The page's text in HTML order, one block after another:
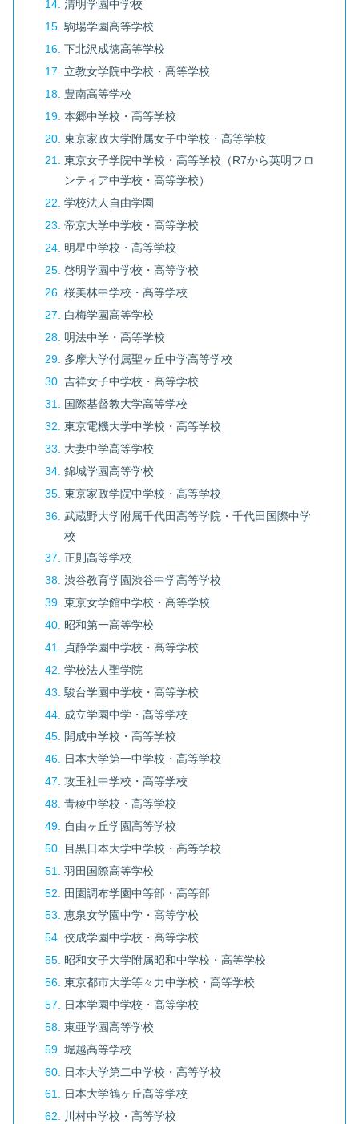
清明学園中学校
駒場学園高等学校
下北沢成徳高等学校
立教女学院中学校・高等学校
豊南高等学校
本郷中学校・高等学校
東京家政大学附属女子中学校・高等学校
東京女子学院中学校・高等学校（R7から英明フロ
ンティア中学校・高等学校）
学校法人自由学園
帝京大学中学校・高等学校
明星中学校・高等学校
啓明学園中学校・高等学校
桜美林中学校・高等学校
白梅学園高等学校
明法中学・高等学校
多摩大学付属聖ヶ丘中学高等学校
吉祥女子中学校・高等学校
国際基督教大学高等学校
東京電機大学中学校・高等学校
大妻中学高等学校
錦城学園高等学校
東京家政学院中学校・高等学校
武蔵野大学附属千代田高等学院・千代田国際中学
校
正則高等学校
渋谷教育学園渋谷中学高等学校
東京女学館中学校・高等学校
昭和第一高等学校
貞静学園中学校・高等学校
学校法人聖学院
駿台学園中学校・高等学校
成立学園中学・高等学校
開成中学校・高等学校
日本大学第一中学校・高等学校
攻玉社中学校・高等学校
青稜中学校・高等学校
自由ヶ丘学園高等学校
目黒日本大学中学校・高等学校
羽田国際高等学校
田園調布学園中等部・高等部
恵泉女学園中学・高等学校
佼成学園中学校・高等学校
昭和女子大学附属昭和中学校・高等学校
東京都市大学等々力中学校・高等学校
日本学園中学校・高等学校
東亜学園高等学校
堀越高等学校
日本大学第二中学校・高等学校
日本大学鶴ヶ丘高等学校
川村中学校・高等学校